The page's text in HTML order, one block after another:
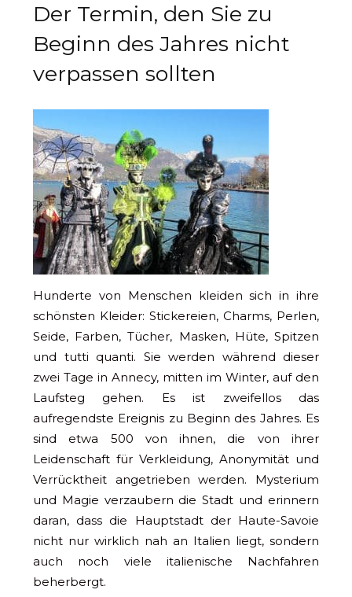
Der Termin, den Sie zu
Beginn des Jahres nicht
verpassen sollten
Hunderte von Menschen kleiden sich in ihre
schönsten Kleider: Stickereien, Charms, Perlen,
Seide, Farben, Tücher, Masken, Hüte, Spitzen
und tutti quanti. Sie werden während dieser
zwei Tage in Annecy, mitten im Winter, auf den
Laufsteg gehen. Es ist zweifellos das
aufregendste Ereignis zu Beginn des Jahres. Es
sind etwa 500 von ihnen, die von ihrer
Leidenschaft für Verkleidung, Anonymität und
Verrücktheit angetrieben werden. Mysterium
und Magie verzaubern die Stadt und erinnern
daran, dass die Hauptstadt der Haute-Savoie
nicht nur wirklich nah an Italien liegt, sondern
auch noch viele italienische Nachfahren
beherbergt.